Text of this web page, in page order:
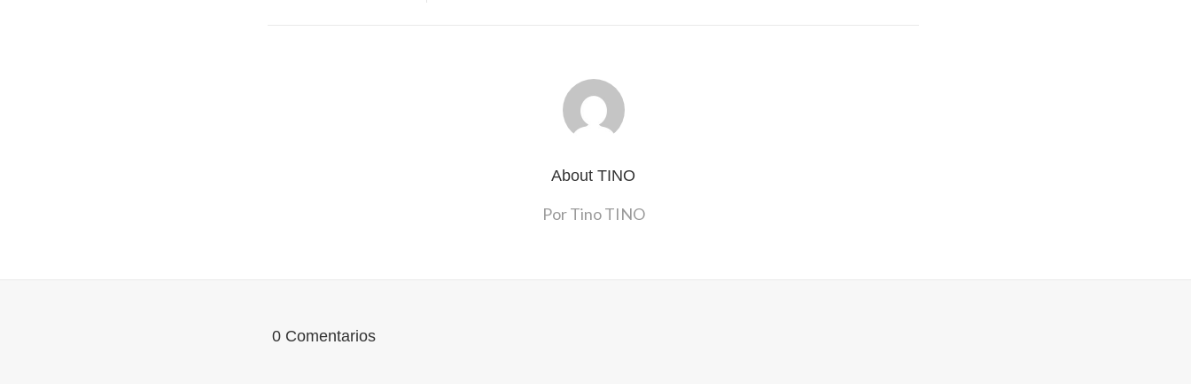
About TINO
Por Tino TINO
0 Comentarios